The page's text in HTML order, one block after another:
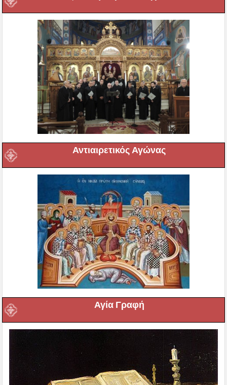
Αντιαιρετικός Αγώνας
Αγία Γραφή